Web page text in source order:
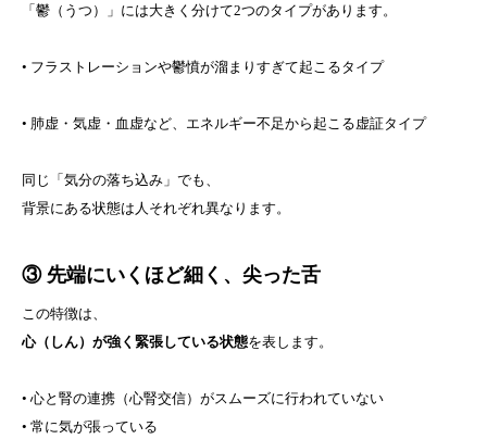
「鬱（うつ）」には大きく分けて2つのタイプがあります。
• フラストレーションや鬱憤が溜まりすぎて起こるタイプ
• 肺虚・気虚・血虚など、エネルギー不足から起こる虚証タイプ
同じ「気分の落ち込み」でも、
背景にある状態は人それぞれ異なります。
③先端にいくほど細く、尖った舌
この特徴は、
心（しん）が強く緊張している状態を表します。
• 心と腎の連携（心腎交信）がスムーズに行われていない
• 常に気が張っている